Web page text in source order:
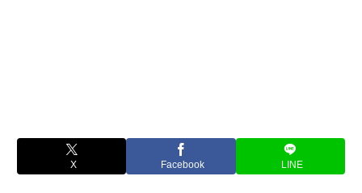
X Facebook LINE